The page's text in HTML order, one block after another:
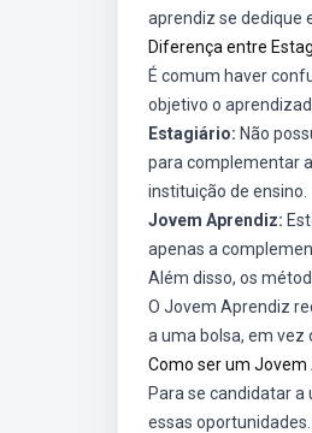
aprendiz se dedique
Diferença entre
É comum haver
objetivo o
Estagiário: Não
para complementar
instituição de ensino.
Jovem Aprendiz:
apenas a
Além disso, os
O Jovem Aprendiz
a uma bolsa, em vez
Como ser um
Para se candidatar
essas